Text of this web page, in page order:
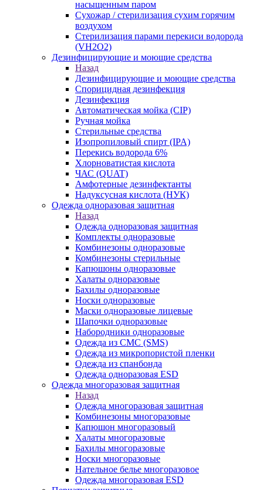
насыщенным паром
Сухожар / стерилизация сухим горячим
воздухом
Стерилизация парами перекиси водорода
(VH2O2)
Дезинфицирующие и моющие средства
Назад
Дезинфицирующие и моющие средства
Спорицидная дезинфекция
Дезинфекция
Автоматическая мойка (CIP)
Ручная мойка
Стерильные средства
Изопропиловый спирт (IPA)
Перекись водорода 6%
Хлорноватистая кислота
ЧАС (QUAT)
Амфотерные дезинфектанты
Надуксусная кислота (НУК)
Одежда одноразовая защитная
Назад
Одежда одноразовая защитная
Комплекты одноразовые
Комбинезоны одноразовые
Комбинезоны стерильные
Капюшоны одноразовые
Халаты одноразовые
Бахилы одноразовые
Носки одноразовые
Маски одноразовые лицевые
Шапочки одноразовые
Набородники одноразовые
Одежда из СМС (SMS)
Одежда из микропористой пленки
Одежда из спанбонда
Одежда одноразовая ESD
Одежда многоразовая защитная
Назад
Одежда многоразовая защитная
Комбинезоны многоразовые
Капюшон многоразовый
Халаты многоразовые
Бахилы многоразовые
Носки многоразовые
Нательное белье многоразовое
Одежда многоразовая ESD